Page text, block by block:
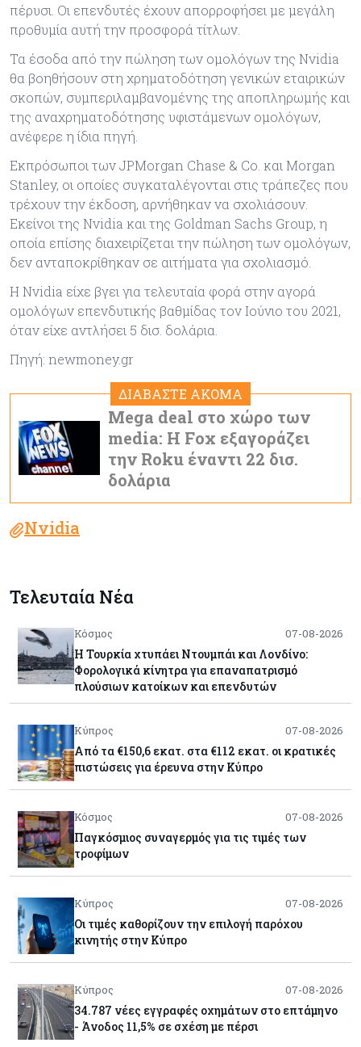
πέρυσι. Οι επενδυτές έχουν απορροφήσει με μεγάλη
προθυμία αυτή την προσφορά τίτλων.
Τα έσοδα από την πώληση των ομολόγων της Nvidia
θα βοηθήσουν στη χρηματοδότηση γενικών εταιρικών
σκοπών, συμπεριλαμβανομένης της αποπληρωμής και
της αναχρηματοδότησης υφιστάμενων ομολόγων,
ανέφερε η ίδια πηγή.
Εκπρόσωποι των JPMorgan Chase & Co. και Morgan
Stanley, οι οποίες συγκαταλέγονται στις τράπεζες που
τρέχουν την έκδοση, αρνήθηκαν να σχολιάσουν.
Εκείνοι της Nvidia και της Goldman Sachs Group, η
οποία επίσης διαχειρίζεται την πώληση των ομολόγων,
δεν ανταποκρίθηκαν σε αιτήματα για σχολιασμό.
Η Nvidia είχε βγει για τελευταία φορά στην αγορά
ομολόγων επενδυτικής βαθμίδας τον Ιούνιο του 2021,
όταν είχε αντλήσει 5 δισ. δολάρια.
Πηγή: newmoney.gr
ΔΙΑΒΑΣΤΕ ΑΚΟΜΑ
Mega deal στο χώρο των
media: Η Fox εξαγοράζει
την Roku έναντι 22 δισ.
δολάρια
Nvidia
Τελευταία Νέα
Κόσμος 07-08-2026
Η Τουρκία χτυπάει Ντουμπάι και Λονδίνο:
Φορολογικά κίνητρα για επαναπατρισμό
πλούσιων κατοίκων και επενδυτών
Κύπρος 07-08-2026
Από τα €150,6 εκατ. στα €112 εκατ. οι κρατικές
πιστώσεις για έρευνα στην Κύπρο
Κόσμος 07-08-2026
Παγκόσμιος συναγερμός για τις τιμές των
τροφίμων
Κύπρος 07-08-2026
Οι τιμές καθορίζουν την επιλογή παρόχου
κινητής στην Κύπρο
Κύπρος 07-08-2026
34.787 νέες εγγραφές οχημάτων στο επτάμηνο
- Άνοδος 11,5% σε σχέση με πέρσι